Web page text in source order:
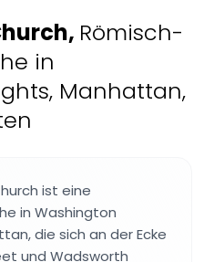
, Römisch-
in
Manhattan,
ist eine
in Washington
die sich an der Ecke
und Wadsworth